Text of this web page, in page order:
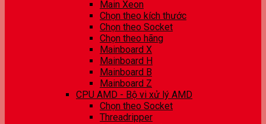
Main Xeon
Chọn theo kích thước
Chọn theo Socket
Chọn theo hãng
Mainboard X
Mainboard H
Mainboard B
Mainboard Z
CPU AMD - Bộ vi xử lý AMD
Chọn theo Socket
Threadripper